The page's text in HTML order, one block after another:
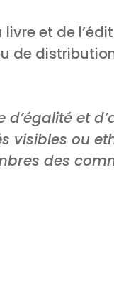
et de
de
d’égalité et
visibles ou
des